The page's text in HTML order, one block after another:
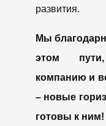
развития.
Мы
этом
компанию и
– новые
готовы к ним!